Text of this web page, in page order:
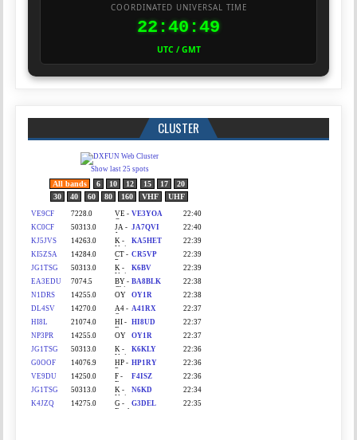
COORDINATED UNIVERSAL TIME
22:40:50
UTC / GMT
CLUSTER